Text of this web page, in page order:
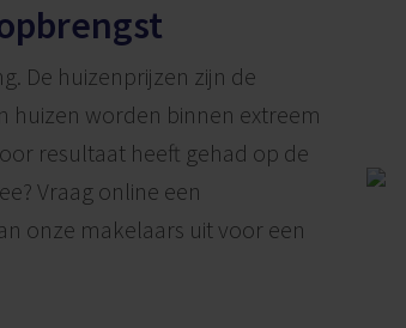
De huizenprijzen zijn de
huizen worden binnen extreem
resultaat heeft gehad op de
Vraag online een
onze makelaars uit voor een